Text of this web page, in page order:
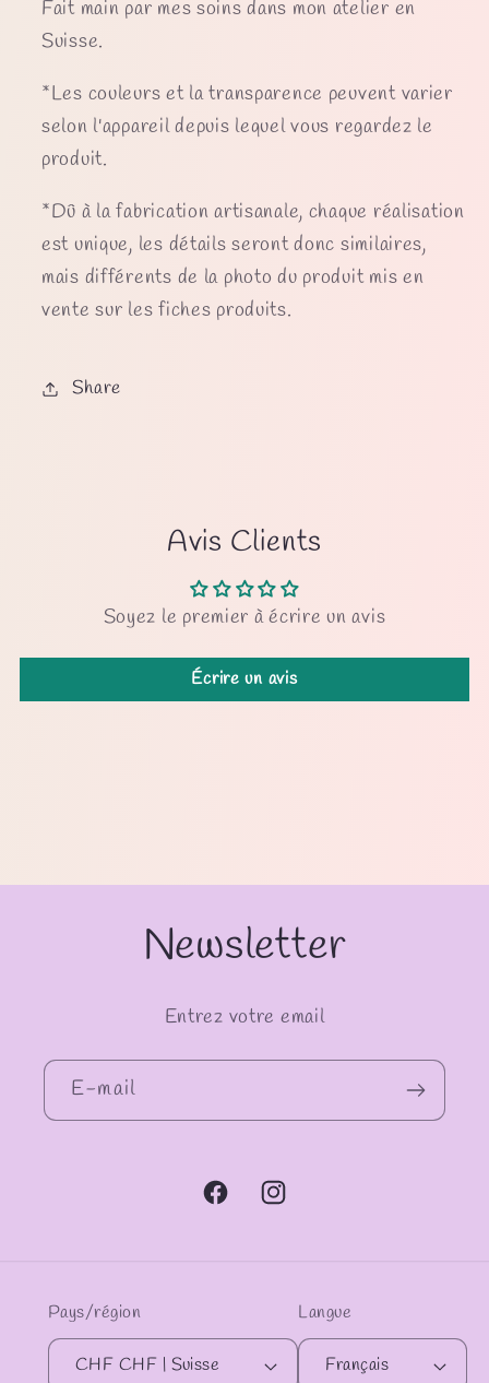
Fait main par mes soins dans mon atelier en
Suisse.
*Les couleurs et la transparence peuvent varier
selon l'appareil depuis lequel vous regardez le
produit.
*Dû à la fabrication artisanale, chaque réalisation
est unique, les détails seront donc similaires,
mais différents de la photo du produit mis en
vente sur les fiches produits.
Share
Avis Clients
Soyez le premier à écrire un avis
Écrire un avis
Newsletter
Entrez votre email
E-mail
FacebookInstagram
Pays/région
CHF CHF | Suisse
Langue
Français